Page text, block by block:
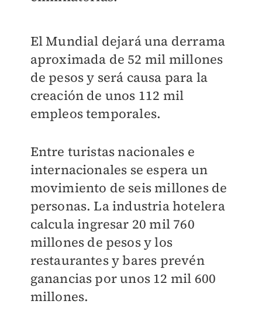
El Mundial dejará una derrama
aproximada de 52 mil millones
de pesos y será causa para la
creación de unos 112 mil
empleos temporales.
Entre turistas nacionales e
internacionales se espera un
movimiento de seis millones de
personas. La industria hotelera
calcula ingresar 20 mil 760
millones de pesos y los
restaurantes y bares prevén
ganancias por unos 12 mil 600
millones.